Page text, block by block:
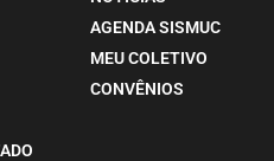
AGENDA SISMUC
MEU COLETIVO
CONVÊNIOS